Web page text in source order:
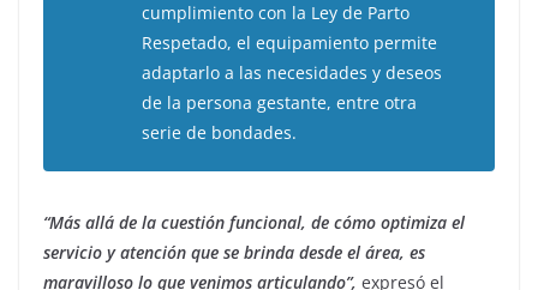
cumplimiento con la Ley de Parto
Respetado, el equipamiento permite
adaptarlo a las necesidades y deseos
de la persona gestante, entre otra
serie de bondades.
“Más allá de la cuestión funcional, de cómo optimiza el
servicio y atención que se brinda desde el área, es
maravilloso lo que venimos articulando”, expresó el